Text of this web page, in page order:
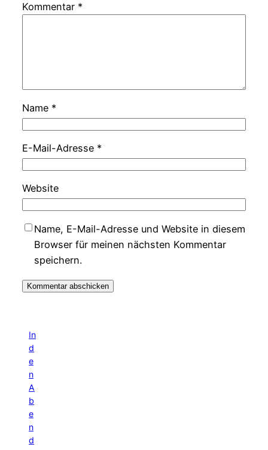
Kommentar *
Name *
E-Mail-Adresse *
Website
Name, E-Mail-Adresse und Website in diesem
Browser für meinen nächsten Kommentar
speichern.
In
d
e
n
A
b
e
n
d